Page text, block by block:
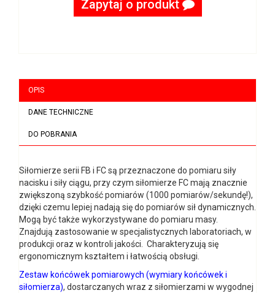
Zapytaj o produkt
OPIS
DANE TECHNICZNE
DO POBRANIA
Siłomierze serii FB i FC są przeznaczone do pomiaru siły
nacisku i siły ciągu, przy czym siłomierze FC mają znacznie
zwiększoną szybkość pomiarów (1000 pomiarów/sekundę!),
dzięki czemu lepiej nadają się do pomiarów sił dynamicznych.
Mogą być także wykorzystywane do pomiaru masy.
Znajdują zastosowanie w specjalistycznych laboratoriach, w
produkcji oraz w kontroli jakości. Charakteryzują się
ergonomicznym kształtem i łatwością obsługi.
Zestaw końcówek pomiarowych (wymiary końcówek i
siłomierza), dostarczanych wraz z siłomierzami w wygodnej